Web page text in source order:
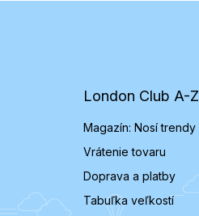
London Club A-Z
Magazín: Nosí trendy
Vrátenie tovaru
Doprava a platby
Tabuľka veľkostí